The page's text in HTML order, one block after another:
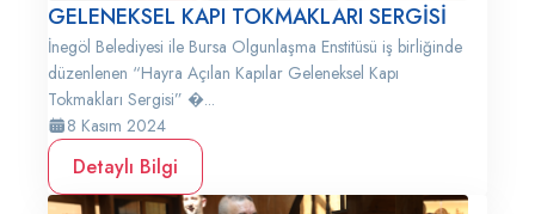
GELENEKSEL KAPI TOKMAKLARI SERGİSİ
İnegöl Belediyesi ile Bursa Olgunlaşma Enstitüsü iş birliğinde
düzenlenen “Hayra Açılan Kapılar Geleneksel Kapı
Tokmakları Sergisi” �...
8 Kasım 2024
Detaylı Bilgi